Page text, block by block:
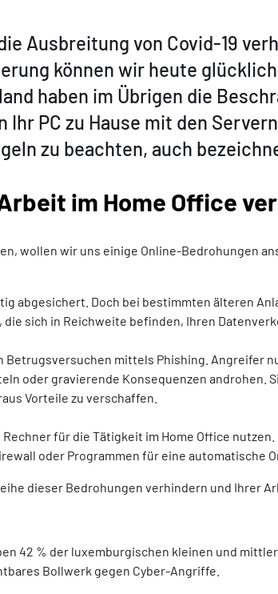
Ausbreitung von Covid-19
können wir heute
haben im Übrigen die
PC zu Hause mit den
zu beachten, auch
im Home Office
wollen wir uns einige Online-Bedrohungen
abgesichert. Doch bei bestimmten älteren
sich in Reichweite befinden, Ihren
Betrugsversuchen mittels Phishing. Angreifer
oder gravierende Konsequenzen androhen.
Vorteile zu verschaffen.
für die Tätigkeit im Home Office
oder Programmen für eine automatische
dieser Bedrohungen verhindern und Ihrer
42 % der luxemburgischen kleinen und
Bollwerk gegen Cyber-Angriffe.